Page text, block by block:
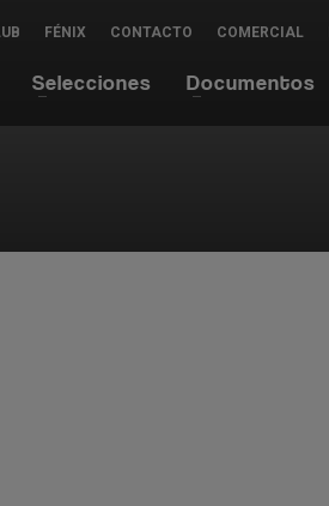
FÉNIX CONTACTO COMERCIAL
Selecciones Documentos